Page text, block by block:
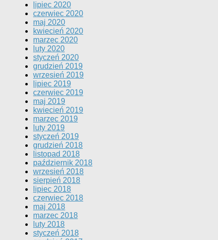
lipiec 2020
czerwiec 2020
maj 2020
kwiecień 2020
marzec 2020
luty 2020
styczeń 2020
grudzień 2019
wrzesień 2019
lipiec 2019
czerwiec 2019
maj 2019
kwiecień 2019
marzec 2019
luty 2019
styczeń 2019
grudzień 2018
listopad 2018
październik 2018
wrzesień 2018
sierpień 2018
lipiec 2018
czerwiec 2018
maj 2018
marzec 2018
luty 2018
styczeń 2018